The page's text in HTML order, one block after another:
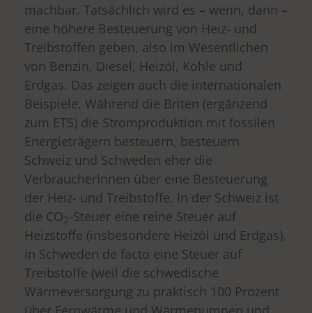
machbar. Tatsächlich wird es – wenn, dann –
eine höhere Besteuerung von Heiz- und
Treibstoffen geben, also im Wesentlichen
von Benzin, Diesel, Heizöl, Kohle und
Erdgas. Das zeigen auch die internationalen
Beispiele. Während die Briten (ergänzend
zum ETS) die Stromproduktion mit fossilen
Energieträgern besteuern, besteuern
Schweiz und Schweden eher die
VerbraucherInnen über eine Besteuerung
der Heiz- und Treibstoffe. In der Schweiz ist
die CO2-Steuer eine reine Steuer auf
Heizstoffe (insbesondere Heizöl und Erdgas),
in Schweden de facto eine Steuer auf
Treibstoffe (weil die schwedische
Wärmeversorgung zu praktisch 100 Prozent